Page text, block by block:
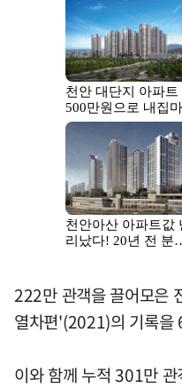
222만 관객을 끌어모은
열차편'(2021)의 기록을
이와 함께 누적 301만